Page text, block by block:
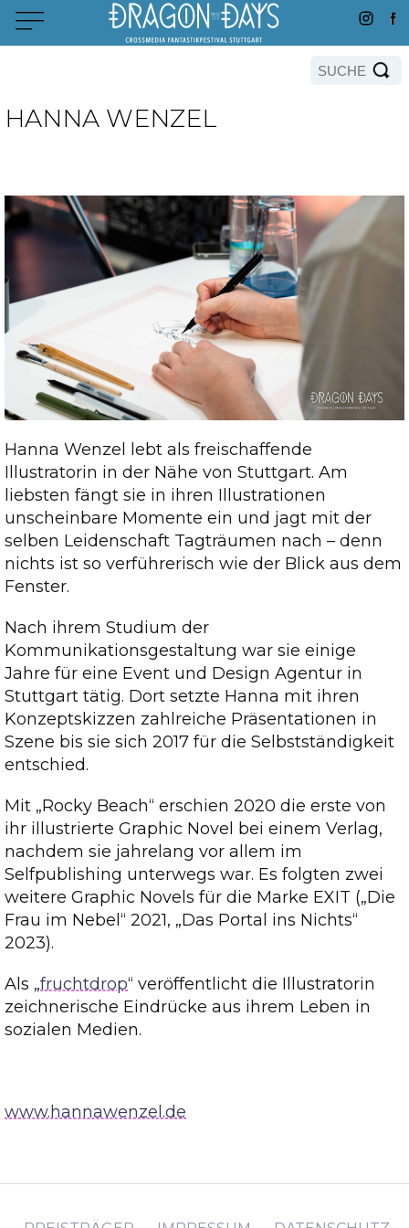
HANNA WENZEL
Hanna Wenzel lebt als freischaffende
Illustratorin in der Nähe von Stuttgart. Am
liebsten fängt sie in ihren Illustrationen
unscheinbare Momente ein und jagt mit der
selben Leidenschaft Tagträumen nach – denn
nichts ist so verführerisch wie der Blick aus dem
Fenster.
Nach ihrem Studium der
Kommunikationsgestaltung war sie einige
Jahre für eine Event und Design Agentur in
Stuttgart tätig. Dort setzte Hanna mit ihren
Konzeptskizzen zahlreiche Präsentationen in
Szene bis sie sich 2017 für die Selbstständigkeit
entschied.
Mit „Rocky Beach“ erschien 2020 die erste von
ihr illustrierte Graphic Novel bei einem Verlag,
nachdem sie jahrelang vor allem im
Selfpublishing unterwegs war. Es folgten zwei
weitere Graphic Novels für die Marke EXIT („Die
Frau im Nebel“ 2021, „Das Portal ins Nichts“
2023).
Als „fruchtdrop“ veröffentlicht die Illustratorin
zeichnerische Eindrücke aus ihrem Leben in
sozialen Medien.
www.hannawenzel.de